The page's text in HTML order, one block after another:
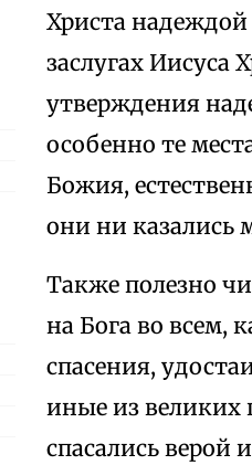
Христа надеждой
заслугах Иисуса
утверждения
особенно те
Божия,
они ни
Также полезно
на Бога во всем,
спасения,
иные из великих
спасались верой